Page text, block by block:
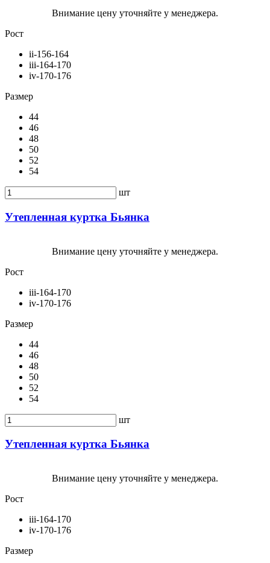
Внимание цену уточняйте у менеджера.
Рост
ii-156-164
iii-164-170
iv-170-176
Размер
44
46
48
50
52
54
шт
Утепленная куртка Бьянка
Внимание цену уточняйте у менеджера.
Рост
iii-164-170
iv-170-176
Размер
44
46
48
50
52
54
шт
Утепленная куртка Бьянка
Внимание цену уточняйте у менеджера.
Рост
iii-164-170
iv-170-176
Размер